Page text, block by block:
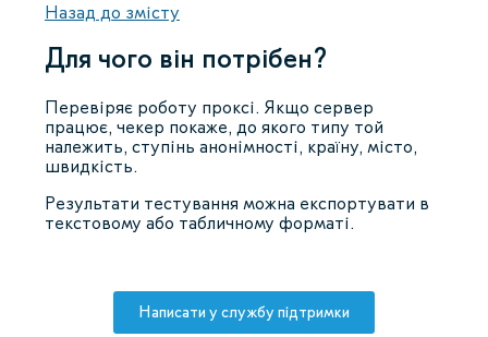
Назад до змісту
Для чого він потрібен?
Перевіряє роботу проксі. Якщо сервер
працює, чекер покаже, до якого типу той
належить, ступінь анонімності, країну, місто,
швидкість.
Результати тестування можна експортувати в
текстовому або табличному форматі.
Написати у службу підтримки